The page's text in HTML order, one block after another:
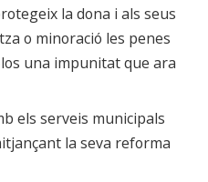
la dona i als seus
o minoració les penes
una impunitat que ara
els serveis municipals
la seva reforma